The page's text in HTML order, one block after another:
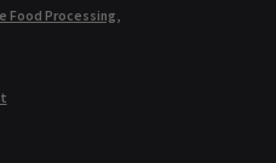
Food Processing,